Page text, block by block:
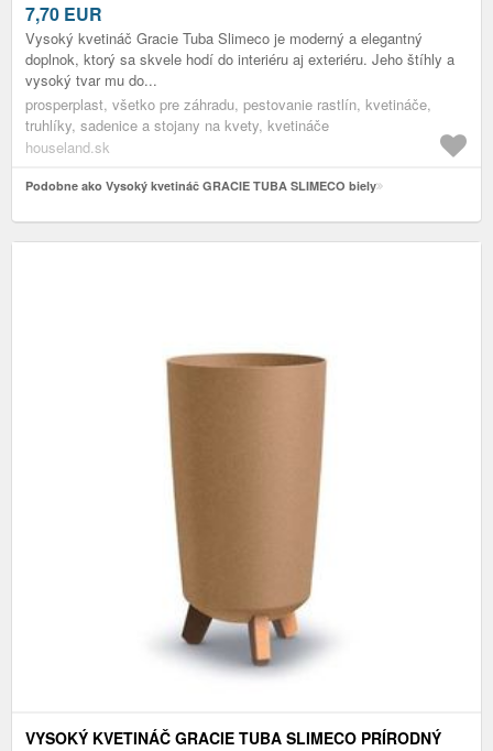
7,70 EUR
Vysoký kvetináč Gracie Tuba Slimeco je moderný a elegantný
doplnok, ktorý sa skvele hodí do interiéru aj exteriéru. Jeho štíhly a
vysoký tvar mu do...
prosperplast, všetko pre záhradu, pestovanie rastlín, kvetináče,
truhlíky, sadenice a stojany na kvety, kvetináče
houseland.sk
Podobne ako Vysoký kvetináč GRACIE TUBA SLIMECO biely
VYSOKÝ KVETINÁČ GRACIE TUBA SLIMECO PRÍRODNÝ